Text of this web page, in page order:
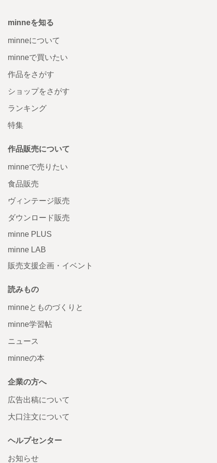
minneを知る
minneについて
minneで買いたい
作品をさがす
ショップをさがす
ランキング
特集
作品販売について
minneで売りたい
食品販売
ヴィンテージ販売
ダウンロード販売
minne PLUS
minne LAB
販売支援企画・イベント
読みもの
minneとものづくりと
minne学習帖
ニュース
minneの本
企業の方へ
広告出稿について
大口注文について
ヘルプセンター
お知らせ